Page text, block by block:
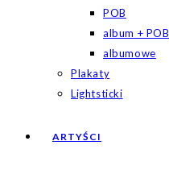
POB
album + POB
albumowe
Plakaty
Lightsticki
ARTYŚCI